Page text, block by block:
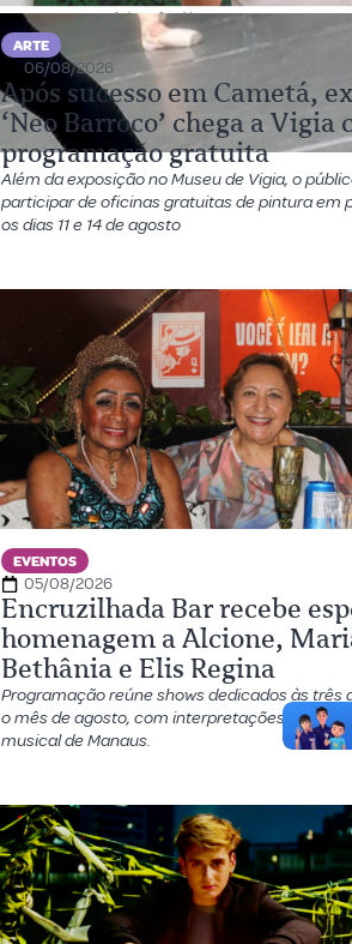
ARTE
06/08/2026
Após sucesso em Cametá,
‘Neo Barroco’ chega a Vigia
programação gratuita
Além da exposição no Museu de Vigia, o
participar de oficinas gratuitas de pintura em
os dias 11 e 14 de agosto
EVENTOS
05/08/2026
Encruzilhada Bar recebe
homenagem a Alcione,
Bethânia e Elis Regina
Programação reúne shows dedicados às três
o mês de agosto, com interpretações de
musical de Manaus.